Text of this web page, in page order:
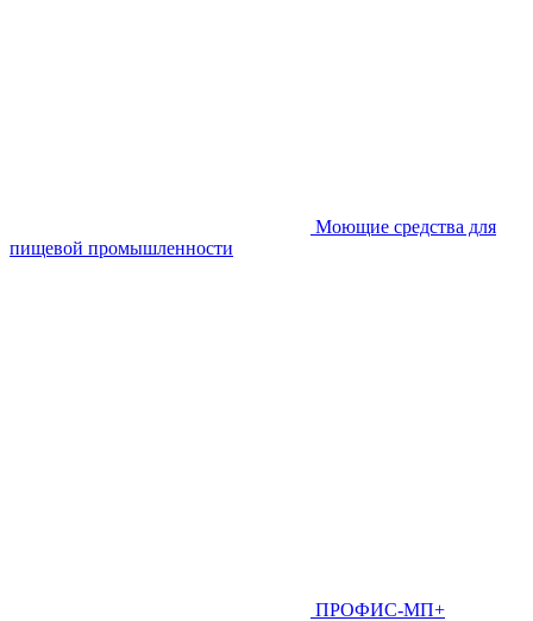
Моющие средства для
пищевой промышленности
ПРОФИС-МП+